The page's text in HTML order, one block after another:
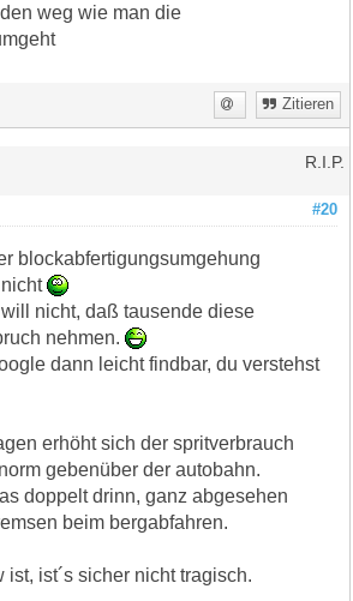
weg wie man die
Zitieren
R.I.P.
#20
blockabfertigungsumgehung
nicht
nicht, daß tausende diese
nehmen.
dann leicht findbar, du verstehst
erhöht sich der spritverbrauch
gebenüber der autobahn.
doppelt drinn, ganz abgesehen
beim bergabfahren.
ist´s sicher nicht tragisch.